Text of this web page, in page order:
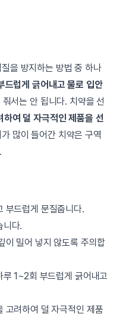
을 방지하는 방법 중 하나
드럽게 긁어내고 물로 입안
서는 안 됩니다. 치약을 선
하여 덜 자극적인 제품을 선
많이 들어간 치약은 구역
부드럽게 문질줍니다.
니다.
이 밀어 넣지 않도록 주의합
1~2회 부드럽게 긁어내고
고려하여 덜 자극적인 제품